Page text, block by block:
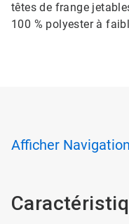
têtes de frange
100 % polyester à
Afficher Navigation